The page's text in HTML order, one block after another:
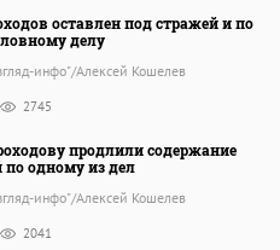
оставлен под стражей и по
делу
инфо"/Алексей Кошелев
2745
продлили содержание
по одному из дел
инфо"/Алексей Кошелев
2041